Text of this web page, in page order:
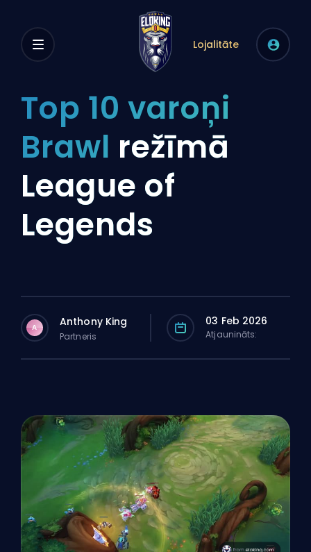
Lojalitāte
Top 10 varoņi
Brawl režīmā
League of
Legends
A Anthony King
Partneris
03 Feb 2026
Atjaunināts: